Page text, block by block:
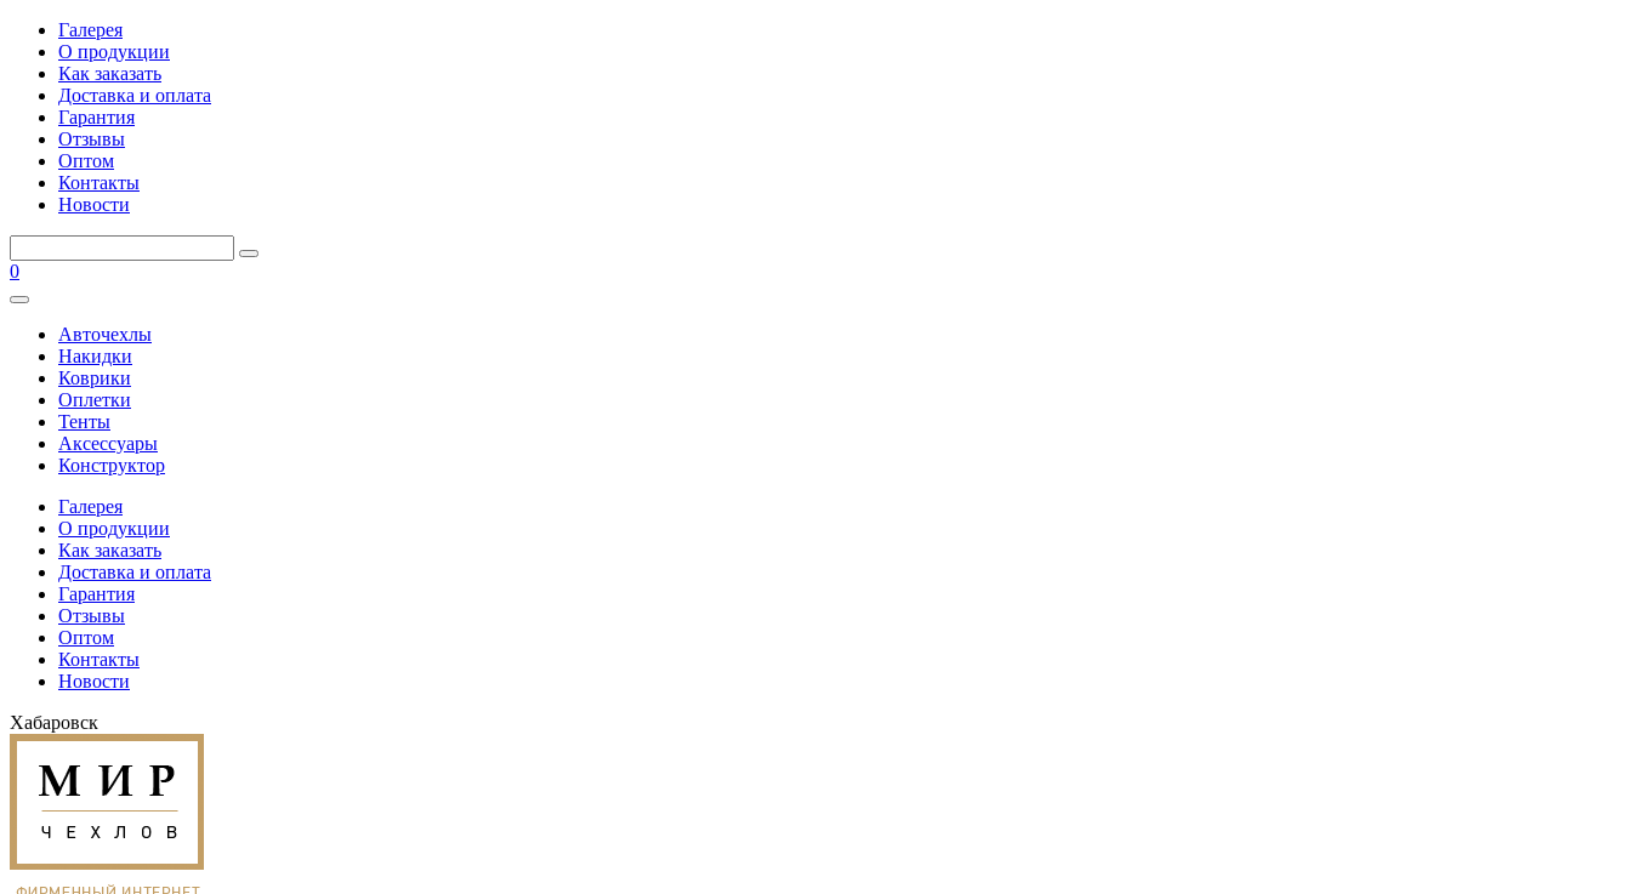
Галерея
О продукции
Как заказать
Доставка и оплата
Гарантия
Отзывы
Оптом
Контакты
Новости
0
Авточехлы
Накидки
Коврики
Оплетки
Тенты
Аксессуары
Конструктор
Галерея
О продукции
Как заказать
Доставка и оплата
Гарантия
Отзывы
Оптом
Контакты
Новости
Хабаровск